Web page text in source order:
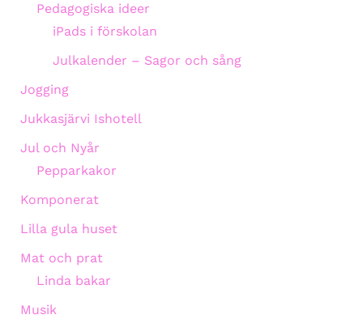
Pedagogiska ideer
iPads i förskolan
Julkalender – Sagor och sång
Jogging
Jukkasjärvi Ishotell
Jul och Nyår
Pepparkakor
Komponerat
Lilla gula huset
Mat och prat
Linda bakar
Musik